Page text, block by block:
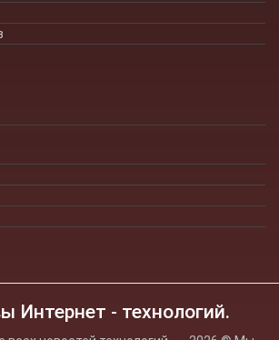
Интернет - технологий.